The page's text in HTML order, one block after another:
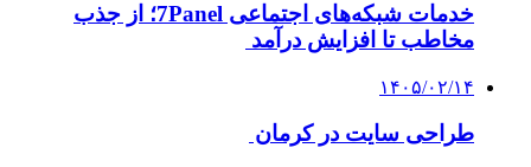
خدمات شبکه‌های اجتماعی 7Panel؛ از جذب
مخاطب تا افزایش درآمد
۱۴۰۵/۰۲/۱۴
طراحی سایت در کرمان